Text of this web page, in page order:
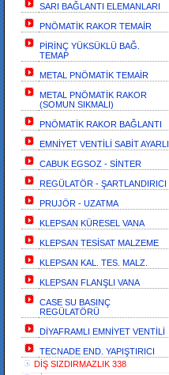
SARI BAĞLANTI ELEMANLARI
PNÖMATİK RAKOR TEMAİR
PİRİNÇ YÜKSÜKLÜ BAĞ.
TEMAP
METAL PNÖMATİK TEMAİR
METAL PNÖMATİK RAKOR
(SOMUN SIKMALI)
PNÖMATİK RAKOR BAĞLANTI
EMNİYET VENTİLİ SABİT AYARLI
CABUK EGSOZ - SİNTER
REGÜLATÖR - ŞARTLANDIRICI
PRUJÖR - UZATMA
KLEPSAN KÜRESEL VANA
KLEPSAN TESİSAT MALZEME
KLEPSAN KAL. TES. MALZ.
KLEPSAN FLANŞLI VANA
CASE SU BASINÇ
REGÜLATÖRÜ
DİYAFRAMLI EMNİYET VENTİLİ
TECNADE END. YAPIŞTIRICI
DİŞ SIZDIRMAZLIK 338